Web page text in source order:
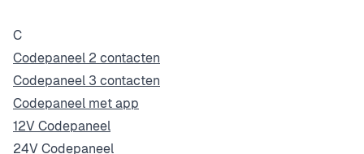
C
Codepaneel 2 contacten
Codepaneel 3 contacten
Codepaneel met app
12V Codepaneel
24V Codepaneel